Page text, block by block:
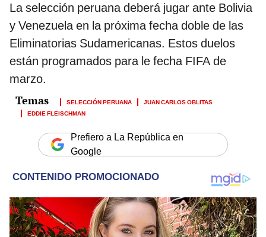
La selección peruana deberá jugar ante Bolivia
y Venezuela en la próxima fecha doble de las
Eliminatorias Sudamericanas. Estos duelos
están programados para le fecha FIFA de
marzo.
SELECCIÓN PERUANA
JUAN CARLOS OBLITAS
EDDIE FLEISCHMAN
Prefiero a La República en
Google